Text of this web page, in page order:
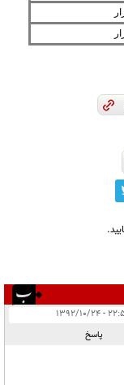
۱۳۹۲/۱۰/۲۴
پاسخ